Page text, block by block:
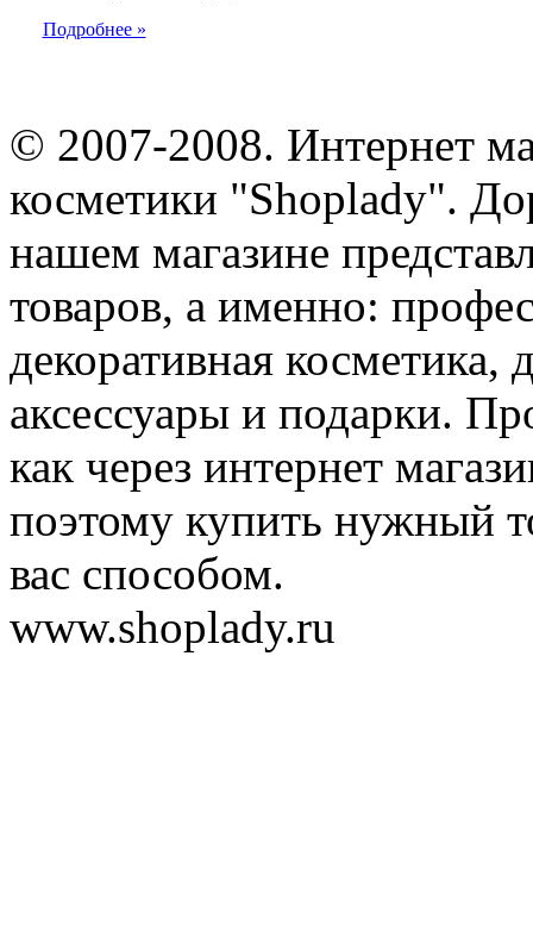
Подробнее »
© 2007-2008. Интернет
косметики "Shoplady".
нашем магазине
товаров, а именно:
декоративная косметика,
аксессуары и подарки.
как через интернет
поэтому купить нужный
вас способом.
www.shoplady.ru